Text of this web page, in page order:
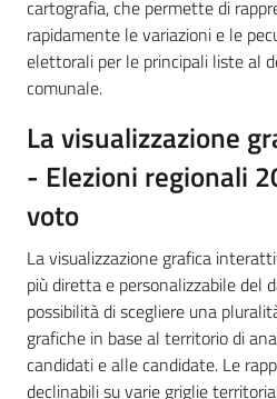
cartografia, che permette di
rapidamente le variazioni e le
elettorali per le principali liste al
comunale.
La visualizzazione
- Elezioni regionali
voto
La visualizzazione grafica
più diretta e personalizzabile del
possibilità di scegliere una
grafiche in base al territorio di
candidati e alle candidate. Le
declinabili su varie griglie